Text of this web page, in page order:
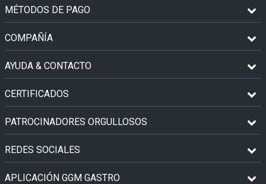
MÉTODOS DE PAGO
COMPAÑÍA
AYUDA & CONTACTO
CERTIFICADOS
PATROCINADORES ORGULLOSOS
REDES SOCIALES
APLICACIÓN GGM GASTRO